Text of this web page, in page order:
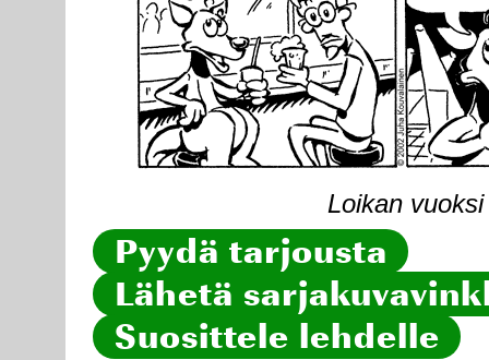
Loikan
Pyydä tarjousta
Lähetä
Suosittele lehdelle